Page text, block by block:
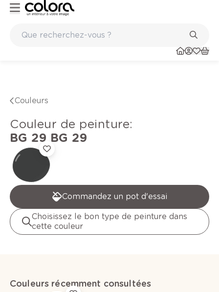
Couleurs
Couleur de peinture:
BG 29 BG 29
Commandez un pot d'essai
Choisissez le bon type de peinture dans
cette couleur
Couleurs récemment consultées